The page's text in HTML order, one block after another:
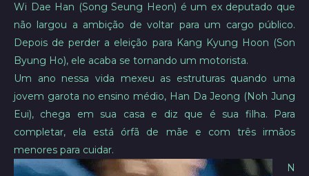
Wi Dae Han (Song Seung Heon) é um ex deputado que
não largou a ambição de voltar para um cargo público.
Depois de perder a eleição para Kang Kyung Hoon (Son
Byung Ho), ele acaba se tornando um motorista.
Um ano nessa vida mexeu as estruturas quando uma
jovem garota no ensino médio, Han Da Jeong (Noh Jung
Eui), chega em sua casa e diz que é sua filha. Para
completar, ela está órfã de mãe e com três irmãos
menores para cuidar.
N